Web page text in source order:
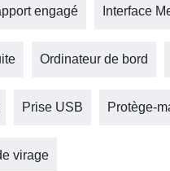
engagé Interface
Ordinateur de bord
Prise USB Protège-
virage